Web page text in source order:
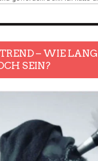
– WIE
SEIN?